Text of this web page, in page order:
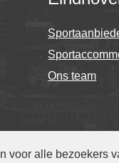
voor alle bezoekers
Ons team